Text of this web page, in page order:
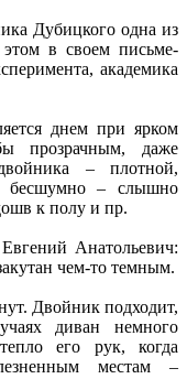
Дубицкого одна из
в своем письме-
академика
днем при ярком
прозрачным, даже
– плотной,
бесшумно – слышно
к полу и пр.
Анатольевич:
чем-то темным.
Двойник подходит,
диван немного
его рук, когда
местам –